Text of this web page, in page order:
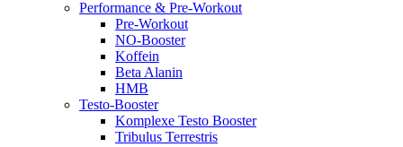
Performance & Pre-Workout
Pre-Workout
NO-Booster
Koffein
Beta Alanin
HMB
Testo-Booster
Komplexe Testo Booster
Tribulus Terrestris